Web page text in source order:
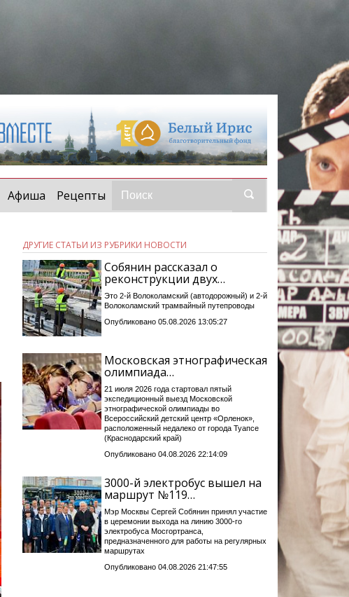
Афиша Рецепты
ДРУГИЕ СТАТЬИ ИЗ РУБРИКИ НОВОСТИ
Собянин рассказал о
реконструкции двух…
Это 2-й Волоколамский (автодорожный) и 2-й
Волоколамский трамвайный путепроводы
Опубликовано 05.08.2026 13:05:27
Московская этнографическая
олимпиада…
21 июля 2026 года стартовал пятый
экспедиционный выезд Московской
этнографической олимпиады во
Всероссийский детский центр «Орленок»,
расположенный недалеко от города Туапсе
(Краснодарский край)
Опубликовано 04.08.2026 22:14:09
3000-й электробус вышел на
маршрут №119…
Мэр Москвы Сергей Собянин принял участие
в церемонии выхода на линию 3000-го
электробуса Мосгортранса,
предназначенного для работы на регулярных
маршрутах
Опубликовано 04.08.2026 21:47:55